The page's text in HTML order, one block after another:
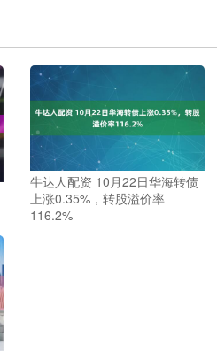
牛达人配资 10月22日华海转债
上涨0.35%，转股溢价率
116.2%